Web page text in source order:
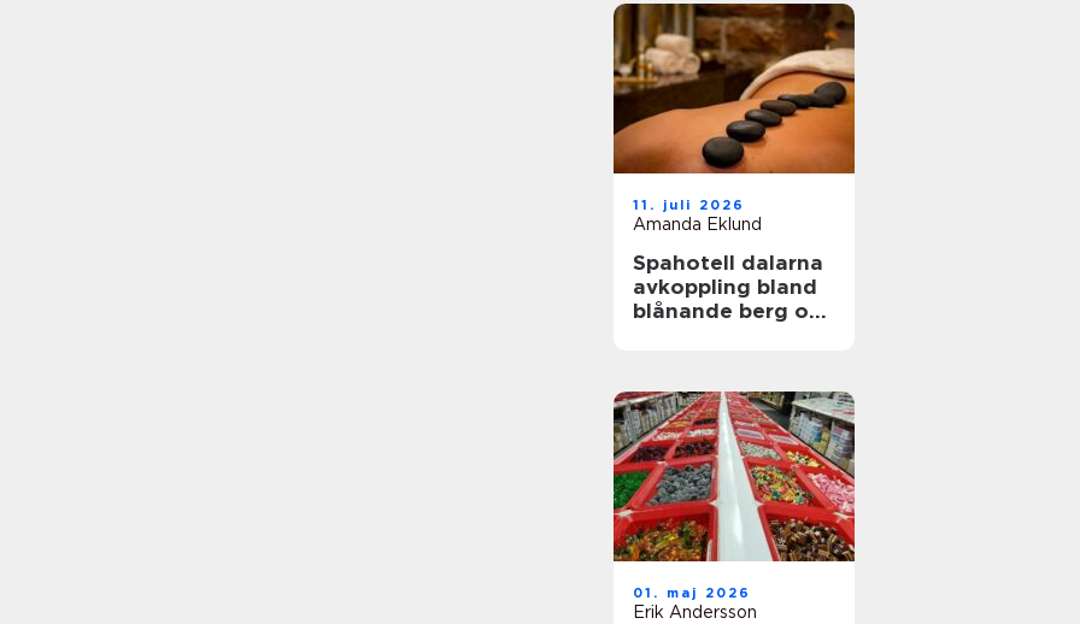
11. juli 2026
Amanda Eklund
Spahotell dalarna
avkoppling bland
blånande berg och
01. maj 2026
Erik Andersson